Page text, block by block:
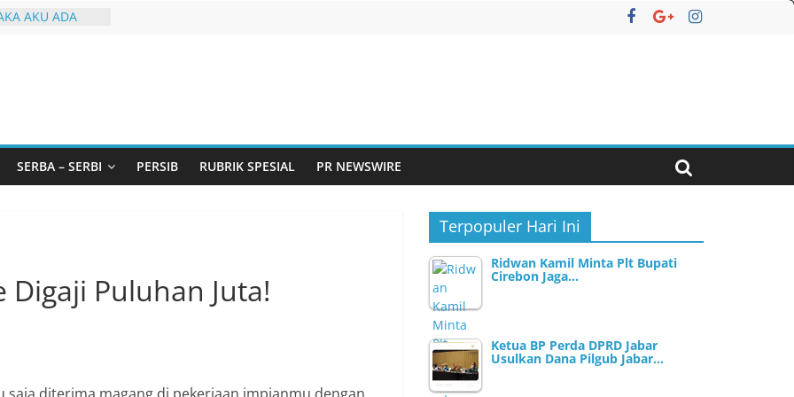
AKU ADA
Solusi
Gandeng
Standarisasi
Pemurtadan
Anak
SERBA – SERBI PERSIB RUBRIK SPESIAL PR NEWSWIRE
Puluhan Juta!
Terpopuler Hari Ini
Ridwan Kamil Minta Plt Bupati
Cirebon Jaga…
Ketua BP Perda DPRD Jabar
Usulkan Dana Pilgub Jabar…